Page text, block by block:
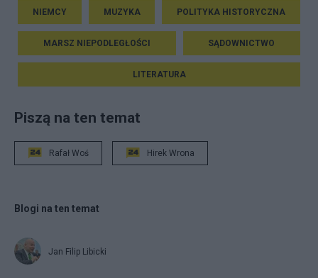
NIEMCY MUZYKA POLITYKA HISTORYCZNA
MARSZ NIEPODLEGŁOŚCI SĄDOWNICTWO
LITERATURA
Piszą na ten temat
Rafał Woś Hirek Wrona
Blogi na ten temat
Jan Filip Libicki